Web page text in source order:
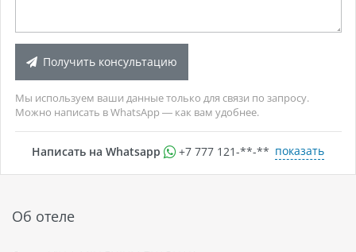
Получить консультацию
Мы используем ваши данные только для связи по запросу.
Можно написать в WhatsApp — как вам удобнее.
Написать на Whatsapp +7 777 121-**-** показать
Об отеле